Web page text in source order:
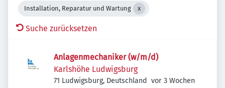
Installation, Reparatur und Wartung
Suche zurücksetzen
Anlagenmechaniker (w/m/d)
Karlshöhe Ludwigsburg
71 Ludwigsburg, Deutschland Veröffentlicht
vor 3 Wochen